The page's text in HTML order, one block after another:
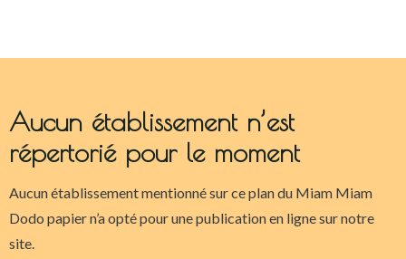
Aucun établissement n’est
répertorié pour le moment
Aucun établissement mentionné sur ce plan du Miam Miam
Dodo papier n’a opté pour une publication en ligne sur notre
site.